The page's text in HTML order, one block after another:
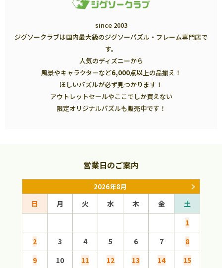
since 2003
ジグソークラブは国内最大級のジグソーパズル・フレーム専門店で
す。
人気のディズニーから
風景やキャラクターなど6,000点以上の品揃え！
ほしいパズルが必ず見つかります！
アウトレットセールやここでしか買えない
限定オリジナルパズルも販売中です！
営業日のご案内
2026年8月
日 月 火 水 木 金
土
1
2
3 4 5 6 7
8
9
10 11 12 13 14
15